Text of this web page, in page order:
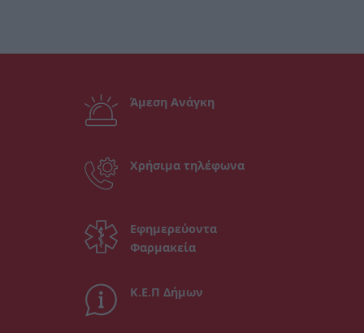
Άμεση Ανάγκη
Χρήσιμα τηλέφωνα
Εφημερεύοντα
Φαρμακεία
Κ.Ε.Π Δήμων